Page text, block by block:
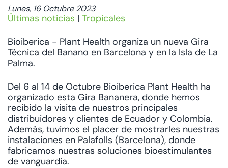
Lunes, 16 Octubre 2023
Últimas noticias | Tropicales
Bioiberica - Plant Health organiza un nueva Gira
Técnica del Banano en Barcelona y en la Isla de La
Palma.
Del 6 al 14 de Octubre Bioiberica Plant Health ha
organizado esta Gira Bananera, donde hemos
recibido la visita de nuestros principales
distribuidores y clientes de Ecuador y Colombia.
Además, tuvimos el placer de mostrarles nuestras
instalaciones en Palafolls (Barcelona), donde
fabricamos nuestras soluciones bioestimulantes
de vanguardia.